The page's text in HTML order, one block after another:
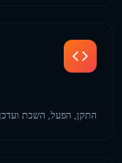
התקן, הפעל, השבת